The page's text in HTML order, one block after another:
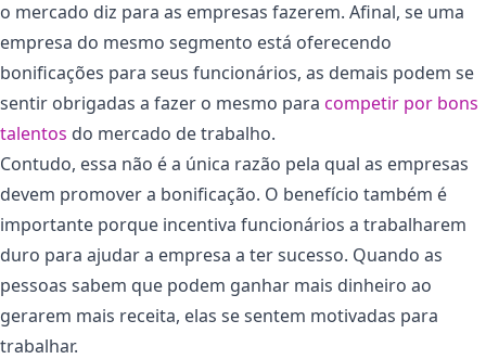
o mercado diz para as empresas fazerem. Afinal, se uma
empresa do mesmo segmento está oferecendo
bonificações para seus funcionários, as demais podem se
sentir obrigadas a fazer o mesmo para competir por bons
talentos do mercado de trabalho.
Contudo, essa não é a única razão pela qual as empresas
devem promover a bonificação. O benefício também é
importante porque incentiva funcionários a trabalharem
duro para ajudar a empresa a ter sucesso. Quando as
pessoas sabem que podem ganhar mais dinheiro ao
gerarem mais receita, elas se sentem motivadas para
trabalhar.